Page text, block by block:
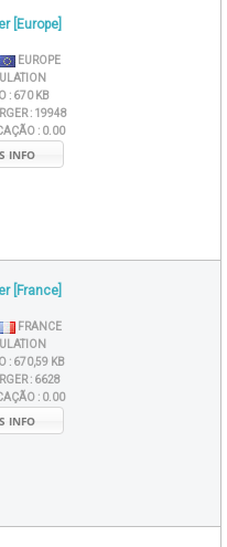
[Europe]
EUROPE
: 670 KB
: 19948
: 0.00
INFO
[France]
FRANCE
: 670,59 KB
: 6628
: 0.00
INFO